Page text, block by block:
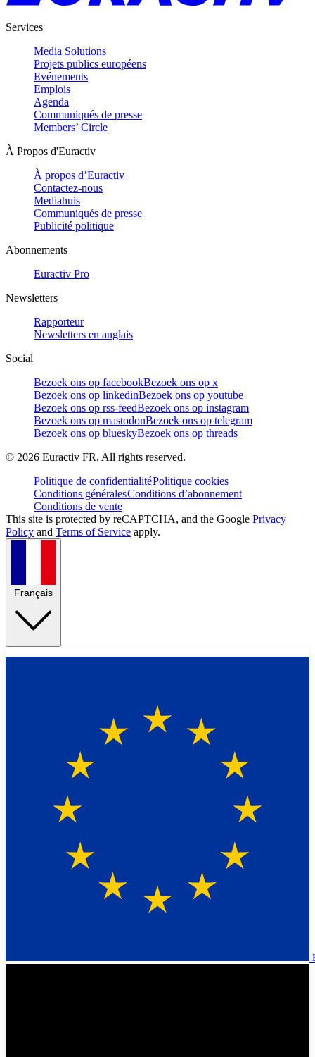
Services
Media Solutions
Projets publics européens
Evénements
Emplois
Agenda
Communiqués de presse
Members’ Circle
À Propos d'Euractiv
À propos d’Euractiv
Contactez-nous
Mediahuis
Communiqués de presse
Publicité politique
Abonnements
Euractiv Pro
Newsletters
Rapporteur
Newsletters en anglais
Social
Bezoek ons op facebookBezoek ons op x
Bezoek ons op linkedinBezoek ons op youtube
Bezoek ons op rss-feedBezoek ons op instagram
Bezoek ons op mastodonBezoek ons op telegram
Bezoek ons op blueskyBezoek ons op threads
© 2026 Euractiv FR. All rights reserved.
Politique de confidentialitéPolitique cookies
Conditions généralesConditions d’abonnement
Conditions de vente
This site is protected by reCAPTCHA, and the Google Privacy
Policy and Terms of Service apply.
Français